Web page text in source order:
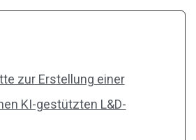
zur Erstellung einer
KI-gestützten L&D-